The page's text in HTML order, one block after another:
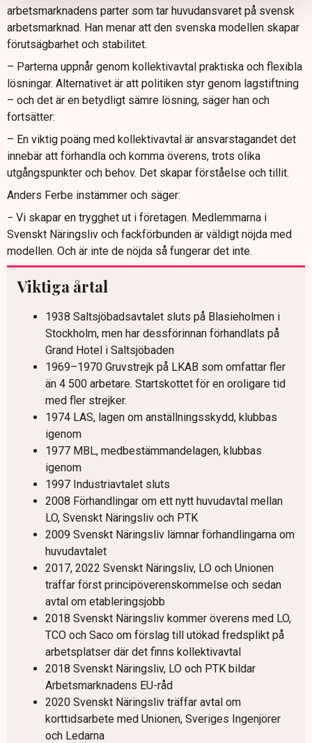
arbetsmarknadens parter som tar huvudansvaret på svensk
arbetsmarknad. Han menar att den svenska modellen skapar
förutsägbarhet och stabilitet.
– Parterna uppnår genom kollektivavtal praktiska och flexibla
lösningar. Alternativet är att politiken styr genom lagstiftning
– och det är en betydligt sämre lösning, säger han och
fortsätter:
– En viktig poäng med kollektivavtal är ansvarstagandet det
innebär att förhandla och komma överens, trots olika
utgångspunkter och behov. Det skapar förståelse och tillit.
Anders Ferbe instämmer och säger:
− Vi skapar en trygghet ut i företagen. Medlemmarna i
Svenskt Näringsliv och fackförbunden är väldigt nöjda med
modellen. Och är inte de nöjda så fungerar det inte.
Viktiga årtal
1938 Saltsjöbadsavtalet sluts på Blasieholmen i
Stockholm, men har dessförinnan förhandlats på
Grand Hotel i Saltsjöbaden
1969–1970 Gruvstrejk på LKAB som omfattar fler
än 4 500 arbetare. Startskottet för en oroligare tid
med fler strejker.
1974 LAS, lagen om anställningsskydd, klubbas
igenom
1977 MBL, medbestämmandelagen, klubbas
igenom
1997 Industriavtalet sluts
2008 Förhandlingar om ett nytt huvudavtal mellan
LO, Svenskt Näringsliv och PTK
2009 Svenskt Näringsliv lämnar förhandlingarna om
huvudavtalet
2017, 2022 Svenskt Näringsliv, LO och Unionen
träffar först principöverenskommelse och sedan
avtal om etableringsjobb
2018 Svenskt Näringsliv kommer överens med LO,
TCO och Saco om förslag till utökad fredsplikt på
arbetsplatser där det finns kollektivavtal
2018 Svenskt Näringsliv, LO och PTK bildar
Arbetsmarknadens EU-råd
2020 Svenskt Näringsliv träffar avtal om
korttidsarbete med Unionen, Sveriges Ingenjörer
och Ledarna